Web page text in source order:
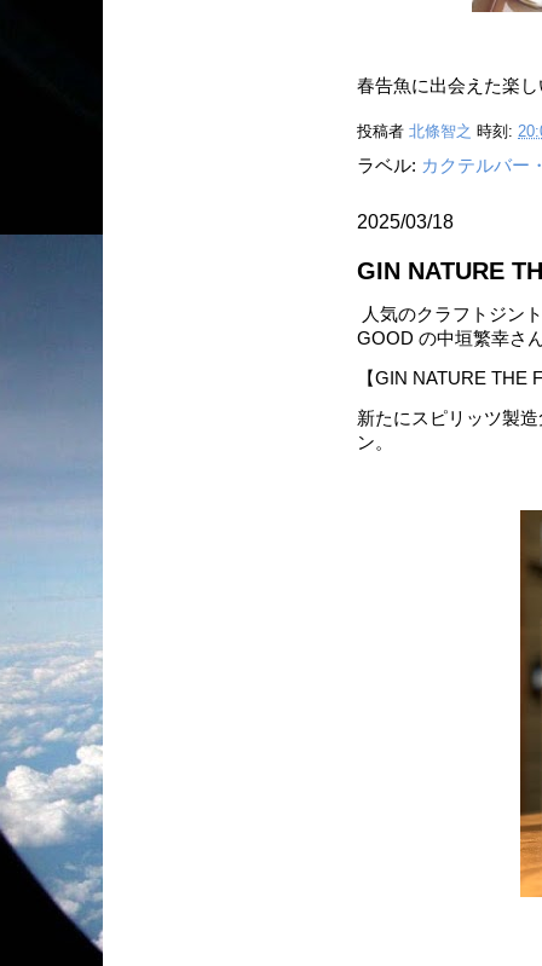
春告魚に出会えた楽
投稿者 北條智之 時刻:
ラベル: カクテルバー
2025/03/18
GIN NATURE
人気のクラフトジン
GOOD の中垣繁幸さ
【GIN NATURE THE
新たにスピリッツ製
ン。